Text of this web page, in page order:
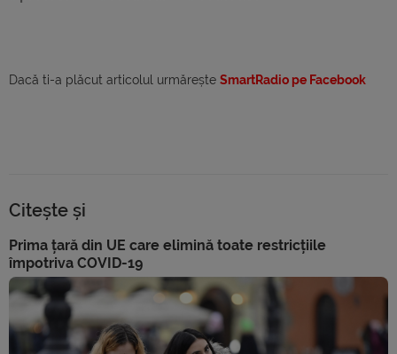
Dacă ti-a plăcut articolul urmărește SmartRadio pe Facebook
Citește și
Prima țară din UE care elimină toate restricțiile
împotriva COVID-19